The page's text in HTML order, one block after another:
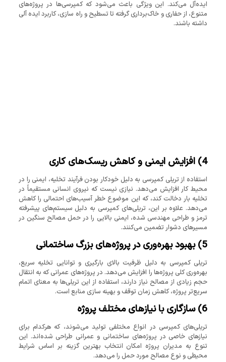
ایده‌آل می‌کند. این ویژگی باعث می‌شود که کمپرسی‌ها در پروژه‌های
متنوع، از حفاری و خاک‌برداری گرفته تا تسطیح و راه‌ سازی، کاربرد ایده آلی
داشته باشند.
4) افزایش ایمنی و کاهش ریسک‌های کاری
استفاده از تریلی کمپرسی به دلیل خودکار بودن فرآیند تخلیه، ایمنی را در
محیط کار افزایش می‌دهد. نیازی نیست که نیروی انسانی مستقیماً در
تخلیه بار دخالت کند، که این موضوع خطر آسیب‌های احتمالی را کاهش
می‌دهد. علاوه بر این، تریلی‌های کمپرسی به دلیل سیستم‌های پیشرفته
ترمز و طراحی مهندسی ‌شده، ایمنی بالایی را در حمل مصالح سنگین در
مسیرهای دشوار تضمین می‌کنند.
5) بهبود بهره‌وری در پروژه‌های بزرگ ساختمانی
تریلی کمپرسی به دلیل ظرفیت بالای بارگیری و توانایی تخلیه سریع،
بهره‌وری کلی پروژه‌ها را افزایش می‌دهد. در پروژه‌های عمرانی که به انتقال
حجم زیادی از مصالح نیاز دارند، استفاده از این تریلی‌ها به معنای اتمام
سریع‌تر پروژه، کاهش زمان توقف و بهینه‌ سازی منابع است.
6) سازگاری با نیازهای مختلف پروژه
تریلی‌های کمپرسی در انواع مختلفی تولید می‌شوند، که هرکدام برای
نیازهای خاصی در پروژه‌های ساختمانی و عمرانی طراحی شده‌اند. این
تنوع به مدیران پروژه امکان انتخاب بهترین گزینه بر اساس شرایط
محیطی و نوع مصالح مورد حمل را می‌دهد.